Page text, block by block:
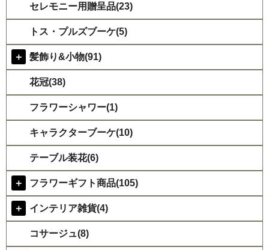
セレモニー用贈呈品(23)
トス・プルズブーケ(5)
＋ 髪飾り&小物(91)
花冠(38)
フラワーシャワー(1)
キャラクターブーケ(10)
テーブル装花(6)
＋ フラワーギフト商品(105)
＋ インテリア雑貨(4)
コサージュ(8)